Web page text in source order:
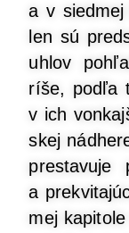
a v sied­mej
len sú
uhlov
ríše, pod­ľa
v ich
skej
pre­sta­vu­je
a
mej